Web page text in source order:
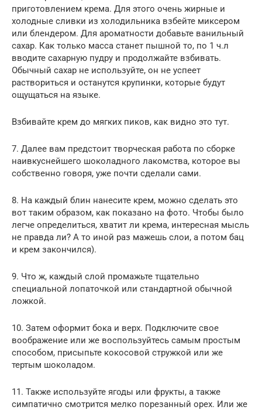
приготовлением крема. Для этого очень жирные и
холодные сливки из холодильника взбейте миксером
или блендером. Для ароматности добавьте ванильный
сахар. Как только масса станет пышной то, по 1 ч.л
вводите сахарную пудру и продолжайте взбивать.
Обычный сахар не используйте, он не успеет
раствориться и останутся крупинки, которые будут
ощущаться на языке.
Взбивайте крем до мягких пиков, как видно это тут.
7. Далее вам предстоит творческая работа по сборке
наивкуснейшего шоколадного лакомства, которое вы
собственно говоря, уже почти сделали сами.
8. На каждый блин нанесите крем, можно сделать это
вот таким образом, как показано на фото. Чтобы было
легче определиться, хватит ли крема, интересная мысль
не правда ли? А то иной раз мажешь слои, а потом бац
и крем закончился).
9. Что ж, каждый слой промажьте тщательно
специальной лопаточкой или стандартной обычной
ложкой.
10. Затем оформит бока и верх. Подключите свое
воображение или же воспользуйтесь самым простым
способом, присыпьте кокосовой стружкой или же
тертым шоколадом.
11. Также используйте ягоды или фрукты, а также
симпатично смотрится мелко порезанный орех. Или же